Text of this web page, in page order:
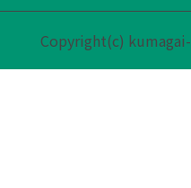
Copyright(c)